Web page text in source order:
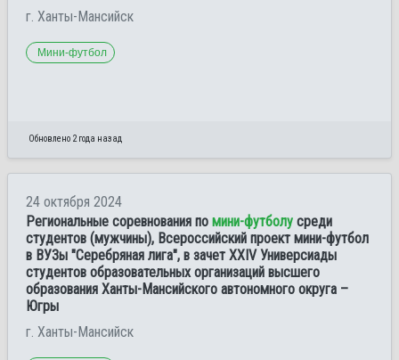
г. Ханты-Мансийск
Мини-футбол
Обновлено 2 года назад
24 октября 2024
Региональные соревнования по мини-футболу среди
студентов (мужчины), Всероссийский проект мини-футбол
в ВУЗы "Серебряная лига", в зачет XXIV Универсиады
студентов образовательных организаций высшего
образования Ханты-Мансийского автономного округа –
Югры
г. Ханты-Мансийск